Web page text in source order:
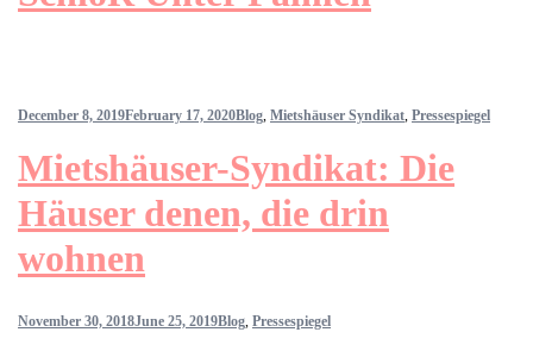
December 8, 2019February 17, 2020Blog, Mietshäuser Syndikat, Pressespiegel
Mietshäuser-Syndikat: Die
Häuser denen, die drin
wohnen
November 30, 2018June 25, 2019Blog, Pressespiegel